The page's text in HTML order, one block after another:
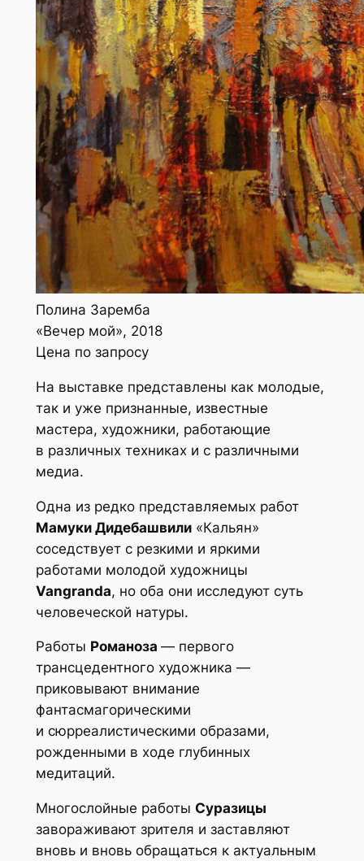
Полина Заремба
«Вечер мой», 2018
Цена по запросу
На выставке представлены как молодые,
так и уже признанные, известные
мастера, художники, работающие
в различных техниках и с различными
медиа.
Одна из редко представляемых работ
Мамуки Дидебашвили«Кальян»
соседствует с резкими и яркими
работами молодой художницы
Vangranda, но оба они исследуют суть
человеческой натуры.
Работы Романоза — первого
трансцедентного художника —
приковывают внимание
фантасмагорическими
и сюрреалистическими образами,
рожденными в ходе глубинных
медитаций.
Многослойные работы Суразицы
завораживают зрителя и заставляют
вновь и вновь обращаться к актуальным